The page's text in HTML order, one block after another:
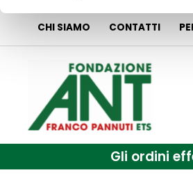
CHI SIAMO CONTATTI
Gli ordini